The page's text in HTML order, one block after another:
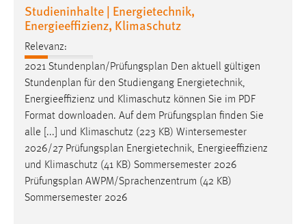
Studieninhalte | Energietechnik,
Energieeffizienz, Klimaschutz
Relevanz:
2021 Stundenplan/Prüfungsplan Den aktuell gültigen
Stundenplan für den Studiengang Energietechnik,
Energieeffizienz und Klimaschutz können Sie im PDF
Format downloaden. Auf dem Prüfungsplan finden Sie
alle [...] und Klimaschutz (223 KB) Wintersemester
2026/27 Prüfungsplan Energietechnik, Energieeffizienz
und Klimaschutz (41 KB) Sommersemester 2026
Prüfungsplan AWPM/Sprachenzentrum (42 KB)
Sommersemester 2026